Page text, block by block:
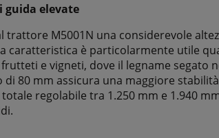
guida elevate
trattore M5001N una considerevole
caratteristica è particolarmente utile
e vigneti, dove il legname segato
di 80 mm assicura una maggiore
regolabile tra 1.250 mm e 1.940